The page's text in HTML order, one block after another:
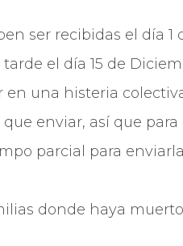
ser recibidas el dí­a
el día 15 de
en una histeria
enviar, así­ que
parcial para
donde haya